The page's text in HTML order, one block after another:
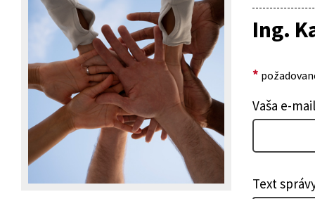
Ing.
*
Vaša e-
Text